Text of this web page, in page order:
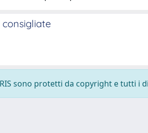
consigliate
sono protetti da copyright e tutti i